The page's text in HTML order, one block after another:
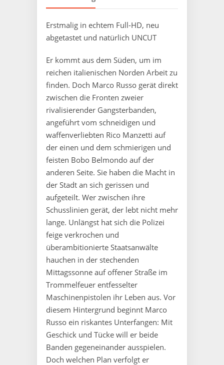
Erstmalig in echtem Full-HD, neu
abgetastet und natürlich UNCUT
Er kommt aus dem Süden, um im
reichen italienischen Norden Arbeit zu
finden. Doch Marco Russo gerät direkt
zwischen die Fronten zweier
rivalisierender Gangsterbanden,
angeführt vom schneidigen und
waffenverliebten Rico Manzetti auf
der einen und dem schmierigen und
feisten Bobo Belmondo auf der
anderen Seite. Sie haben die Macht in
der Stadt an sich gerissen und
aufgeteilt. Wer zwischen ihre
Schusslinien gerät, der lebt nicht mehr
lange. Unlängst hat sich die Polizei
feige verkrochen und
überambitionierte Staatsanwälte
hauchen in der stechenden
Mittagssonne auf offener Straße im
Trommelfeuer entfesselter
Maschinenpistolen ihr Leben aus. Vor
diesem Hintergrund beginnt Marco
Russo ein riskantes Unterfangen: Mit
Geschick und Tücke will er beide
Banden gegeneinander ausspielen.
Doch welchen Plan verfolgt er